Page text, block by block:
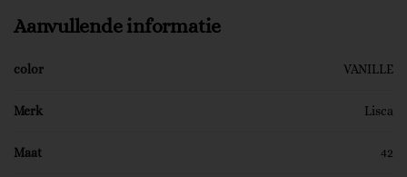
Aanvullende informatie
color VANILLE
Merk Lisca
Maat 42